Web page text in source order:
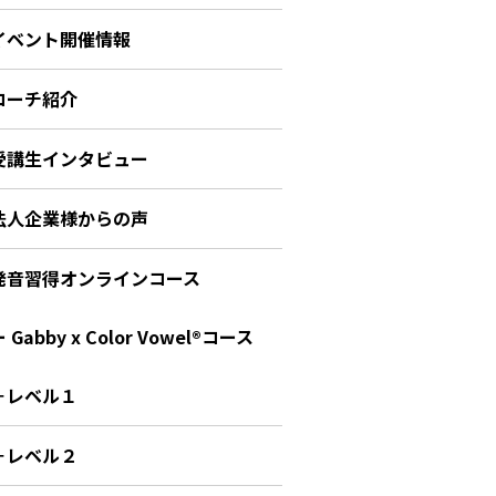
ベント開催情報
ーチ紹介
講生インタビュー
人企業様からの声
音習得オンラインコース
Gabby x Color Vowel®︎コース
レベル１
レベル２